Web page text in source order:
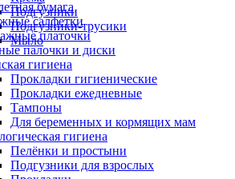
Подгузники
Подгузники-трусики
Мыло
бумага
салфетки
платочки
палочки и диски
гигиена
Прокладки гигиенические
Прокладки ежедневные
Тампоны
Для беременных и кормящих мам
гигиена
Пелёнки и простыни
Подгузники для взрослых